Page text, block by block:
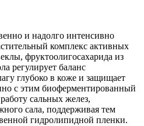
и надолго интенсивно
комплекс активных
фруктоолигосахарида из
регулирует баланс
глубоко в коже и защищает
с этим биоферментированный
сальных желез,
сала, поддерживая тем
гидролипидной пленки.